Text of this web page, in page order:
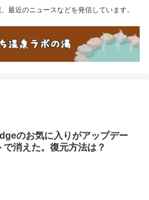
最近のニュースなどを発信しています。
のお気に入りがアップデー
で消えた。復元方法は？